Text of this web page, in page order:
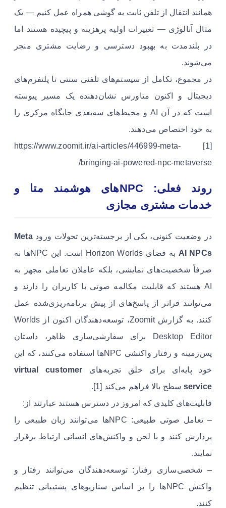
همانند انتقال از تلفن ثابت به گوشی همراه عمل کنیم — یک
مثال آنالوژی — تغییرات اولیه پرهزینه و پیچیده هستند اما
در بلندمدت به بهبود دسترسی و رضایت مشتری منجر
می‌شوند.
در مجموع، تکامل از سیستم‌های تلفنی سنتی تا پلتفرم‌های
دیجیتال و اکنون متاورس نشان‌دهنده یک مسیر پیوسته
است که در آن AI و محیط‌های سه‌بعدی جایگاه مرکزی را
به خود اختصاص می‌دهند.
[1] https://www.zoomit.ir/ai-articles/446999-meta-
bringing-ai-powered-npc-metaverse/
روند فعلی: NPCهای هوشمند متا و
خدمات مشتری مجازی
در وضعیت کنونی، یکی از برجسته‌ترین تحولات ورودMeta
AI NPCs
به فضای Horizon Worlds است. این NPCها نه
صرفاً شخصیت‌های نمایشی، بلکه عاملان تعاملی مجهز به
AI هستند که قابلیت مکالمه صوتی با کاربران را دارند و
می‌توانند فراتر از پاسخ‌های از پیش برنامه‌ریزی‌شده عمل
کنند. به گزارش Zoomit، توسعه‌دهندگان اکنون از Worlds
Desktop Editor برای سفارشی‌سازی ظاهر، داستان
پس‌زمینه و رفتار واکنشی NPCها استفاده می‌کنند، که این
خود پایه‌ای برای خلق تجربه‌های virtual customer
service سطح بالا فراهم می‌کند [1].
قابلیت‌های کلیدی که امروز در دسترس هستند عبارتند از:
– تعامل صوتی طبیعی: NPCها می‌توانند زبان طبیعی را
پردازش کنند و با لحن و واکنش‌های انسانی ارتباط برقرار
نمایند.
– شخصی‌سازی رفتار: توسعه‌دهندگان می‌توانند رفتار و
واکنش NPCها را بر اساس سناریوهای پشتیبانی تنظیم
کنند.